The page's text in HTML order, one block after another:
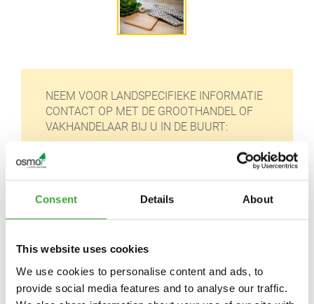
Consent Details About
This website uses cookies
We use cookies to personalise content and ads, to
provide social media features and to analyse our traffic.
NEEM VOOR LANDSPECIFIEKE INFORMATIE
CONTACT OP MET DE GROOTHANDEL OF
VAKHANDELAAR BIJ U IN DE BUURT:
Osmo Nederland BV
Schinkeldijkje 16 L
1432 CE Aalsmeer
Nederland